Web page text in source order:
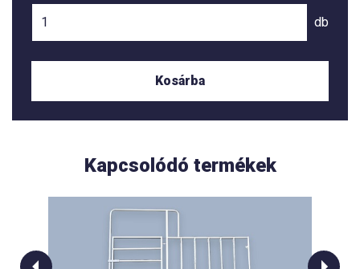
db
Kosárba
Kapcsolódó termékek